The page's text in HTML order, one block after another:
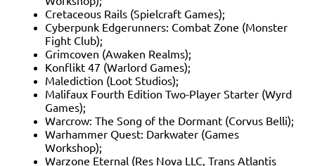
Cretaceous Rails (Spielcraft Games);
Cyberpunk Edgerunners: Combat Zone (Monster
Fight Club);
Grimcoven (Awaken Realms);
Konflikt 47 (Warlord Games);
Malediction (Loot Studios);
Malifaux Fourth Edition Two-Player Starter (Wyrd
Games);
Warcrow: The Song of the Dormant (Corvus Belli);
Warhammer Quest: Darkwater (Games
Workshop);
Warzone Eternal (Res Nova LLC, Trans Atlantis